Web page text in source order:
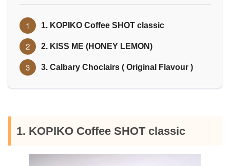
1. KOPIKO Coffee SHOT classic
2. KISS ME (HONEY LEMON)
3. Calbary Choclairs ( Original Flavour )
1. KOPIKO Coffee SHOT classic